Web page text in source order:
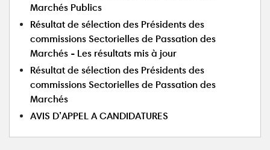
Marchés Publics
Résultat de sélection des Présidents des
commissions Sectorielles de Passation des
Marchés - Les résultats mis à jour
Résultat de sélection des Présidents des
commissions Sectorielles de Passation des
Marchés
AVIS D’APPEL A CANDIDATURES